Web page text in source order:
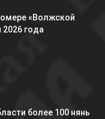
«Волжской
года
более 100 нянь